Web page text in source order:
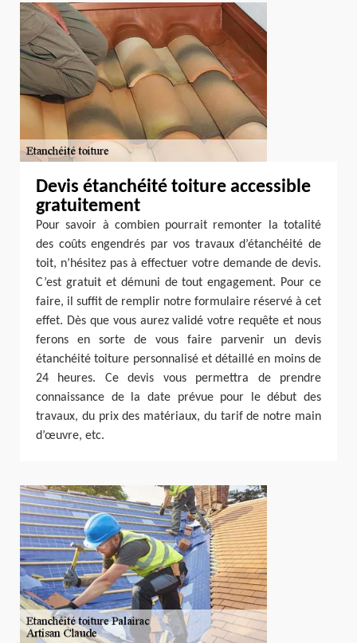
Devis étanchéité toiture accessible
gratuitement
Pour savoir à combien pourrait remonter la totalité
des coûts engendrés par vos travaux d’étanchéité de
toit, n’hésitez pas à effectuer votre demande de devis.
C’est gratuit et démuni de tout engagement. Pour ce
faire, il suffit de remplir notre formulaire réservé à cet
effet. Dès que vous aurez validé votre requête et nous
ferons en sorte de vous faire parvenir un devis
étanchéité toiture personnalisé et détaillé en moins de
24 heures. Ce devis vous permettra de prendre
connaissance de la date prévue pour le début des
travaux, du prix des matériaux, du tarif de notre main
d’œuvre, etc.